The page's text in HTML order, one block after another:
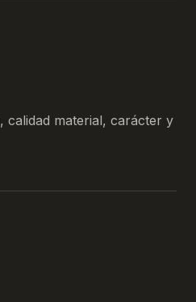
material, carácter y